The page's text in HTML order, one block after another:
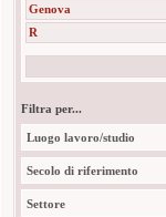
Genova
R
Filtra per...
Luogo lavoro/studio
Secolo di riferimento
Settore